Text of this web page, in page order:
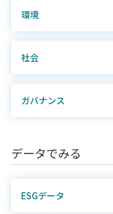
環境
社会
ガバナンス
データでみる
ESGデータ